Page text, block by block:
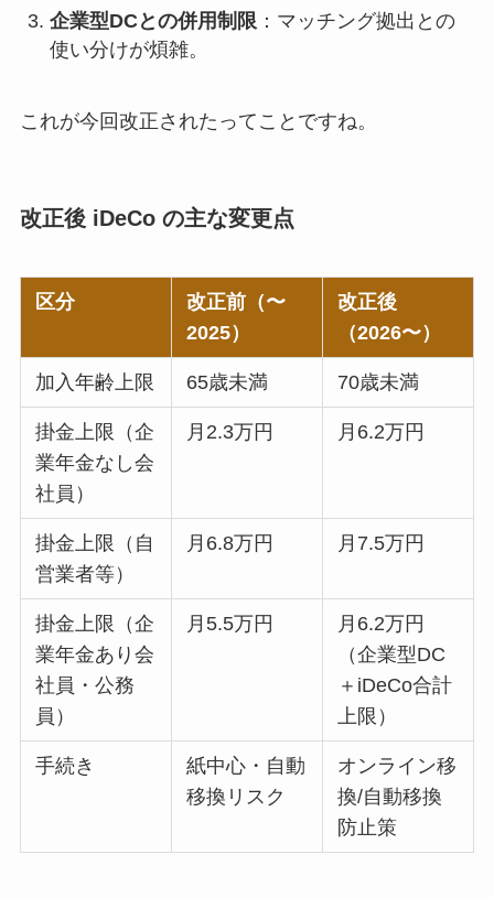
企業型DCとの併用制限 ：マッチング拠出との
使い分けが煩雑。
これが今回改正されたってことですね。
改正後 iDeCo の主な変更点
区分
改正前（〜
2025）
改正後
（2026〜）
加入年齢上限 65歳未満 70歳未満
掛金上限（企
業年金なし会
社員）
月2.3万円 月6.2万円
掛金上限（自
営業者等）
月6.8万円 月7.5万円
掛金上限（企
業年金あり会
社員・公務
員）
月5.5万円
月6.2万円
（企業型DC
＋iDeCo合計
上限）
手続き
紙中心・自動
移換リスク
オンライン移
換/自動移換
防止策